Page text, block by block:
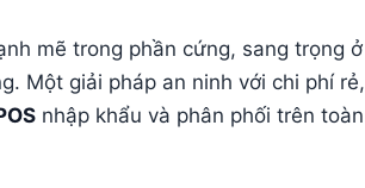
mẽ trong phần cứng, sang trọng ở
Một giải pháp an ninh với chi phí rẻ,
nhập khẩu và phân phối trên toàn